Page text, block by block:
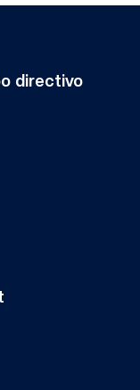
directivo